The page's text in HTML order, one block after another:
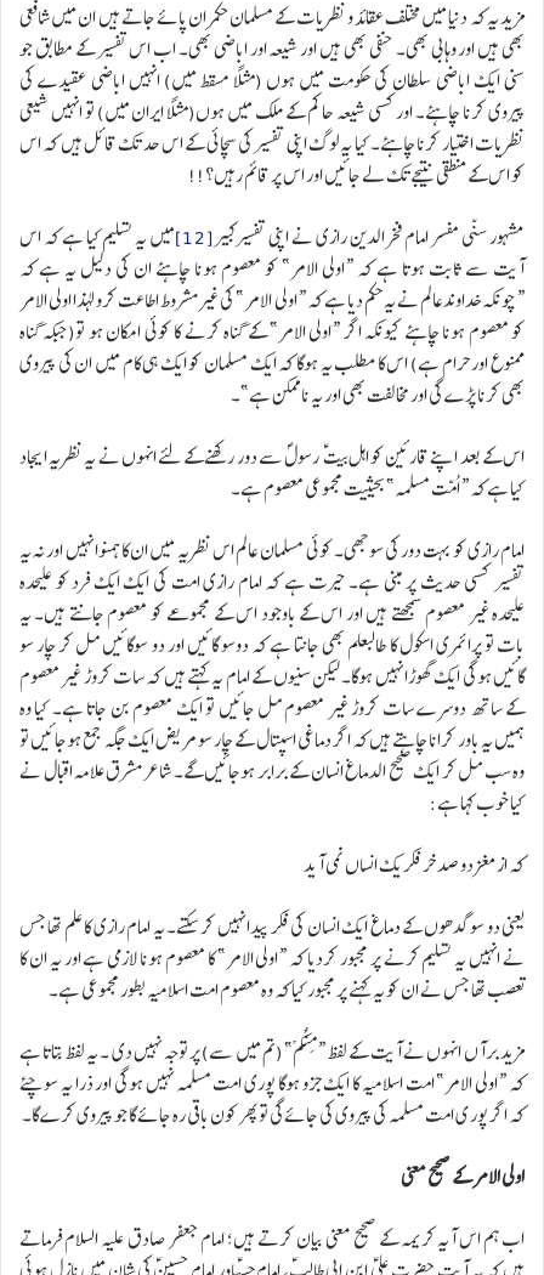
مزید یہ کہ دنیا میں مختلف عقائد و نظریات کے مسلمان حکمران پائے جاتے ہیں ان میں شافعی
بھی ہیں اور وہابی بھی۔ حنفی بھی ہیں اور شیعہ اور اباضی بھی۔ اب اس تفسیر کے مطابق جو
سنی ایک اباضی سلطان کی حکومت میں ہوں (مثلاً مسقط میں) انہیں اباضی عقیدے کی
پیروی کرنا چاہئے۔ اور کسی شیعہ حاکم کے ملک میں ہوں(مثلاً ایران میں) تو انہیں شیعی
نظریات اختیار کرنا چاہئے۔ کیا یہ لوگ اپنی تفسیر کی سچائی کے اس حد تک قائل ہیں کہ اس
کو اس کے منطقی نتیجے تک لے جائیں اور اس پر قائم رہیں؟!!
مشہور سنّی مفسر امام فخرالدین رازی نے اپنی تفسیرکبیر[12]
میں یہ تسلیم کیا ہے کہ اس
آیت سے ثابت ہوتا ہے کہ “اولی الامر” کو معصوم ہونا چاہئے ان کی دلیل یہ ہے کہ
“چونکہ خداوندعالم نے یہ حکم دیا ہے کہ “اولی الامر” کی غیرمشروط اطاعت کرو لہذا اولی الامر
کو معصوم ہونا چاہئے کیونکہ اگر “اولی الامر” کے گناہ کرنے کا کوئی امکان ہو تو(جبکہ گناہ
ممنوع اور حرام ہے) اس کا مطلب یہ ہوگا کہ ایک مسلمان کو ایک ہی کام میں ان کی پیروی
بھی کرنا پڑے گی اور مخالفت بھی اور یہ ناممکن ہے”۔
اس کے بعد اپنے قارئین کو اہل بیت ؑ رسولؐ سے دور رکھنے کے لئے انہوں نے یہ نظریہ ایجاد
کیا ہے کہ “اُمّت مسلمہ” بحیثیت مجموعی معصوم ہے۔
امام رازی کو بہت دور کی سوجھی۔ کوئی مسلمان عالم اس نظریہ میں ان کا ہمنوا نہیں اور نہ یہ
تفسیر کسی حدیث پر مبنی ہے۔ حیرت ہے کہ امام رازی امت کی ایک ایک فرد کو علیحدہ
علیحدہ غیر معصوم سمجھتے ہیں اور اس کے باوجود اس کے مجموعے کو معصوم جانتے ہیں۔ یہ
بات تو پرائمری اسکول کا طالبعلم بھی جانتا ہے کہ دوسو گائیں اور دو سوگائیں مل کر چار سو
گائیں ہوگی ایک گھوڑا نہیں ہوگا۔ لیکن سنیوں کے امام یہ کہتے ہیں کہ سات کروڑ غیر معصوم
کے ساتھ دوسرے سات کروڑ غیر معصوم مل جائیں تو ایک معصوم بن جاتا ہے۔ کیا وہ
ہمیں یہ باور کرانا چاہتے ہیں کہ اگر دماغی اسپتال کے چار سو مریض ایک جگہ جمع ہوجائیں تو
وہ سب مل کر ایک صحیح الدماغ انسان کے برابر ہوجائیں گے۔ شاعر مشرق علامہ اقبال نے
کیا خوب کہا ہے:
کہ از مغز دو صد خر فکر یک انساں نمی آید
یعنی دو سو گدھوں کے دماغ ایک انسان کی فکر پیدا نہیں کرسکتے۔ یہ امام رازی کا علم تھا جس
نے انہیں یہ تسلیم کرنے پر مجبور کردیا کہ “اولی الامر” کا معصوم ہونا لازمی ہے اور یہ ان کا
تعصب تھا جس نے ان کو یہ کہنے پر مجبور کیا کہ وہ معصوم امت اسلامیہ بطور مجموعی ہے۔
مزید برآں انہوں نے آیت کے لفظ “مِنْکُمْ” (تم میں سے) پر توجہ نہیں دی ۔ یہ لفظ بتاتا ہے
کہ “اولی الامر” امت اسلامیہ کا ایک جزو ہوگا پوری امت مسلمہ نہیں ہوگی اور ذرا یہ سوچئے
کہ اگر پور ی امت مسلمہ کی پیروی کی جائےگی تو پھر کون باقی رہ جائے گا جو پیروی کرے گا۔
اولی الامر کے صحیح معنی
اب ہم اس آیہ کریمہ کے صحیح معنی بیان کرتے ہیں؛ امام جعفر صادق علیہ السلام فرماتے